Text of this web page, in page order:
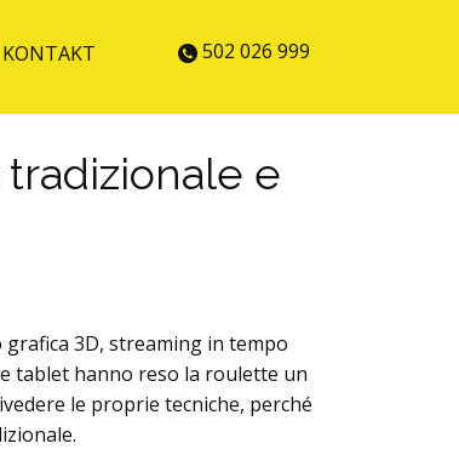
KONTAKT 502 026 999
e
3D, streaming in tempo
tablet hanno reso la roulette un
le proprie tecniche, perché